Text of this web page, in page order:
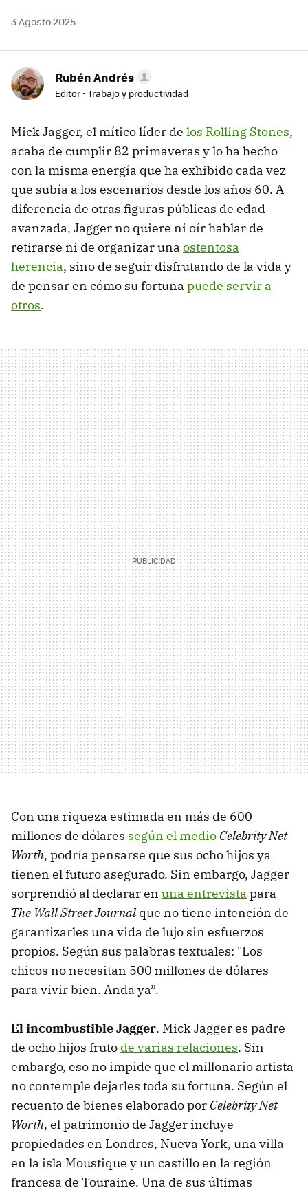
3 Agosto 2025
Rubén Andrés
Editor - Trabajo y productividad
Mick Jagger, el mítico líder de los Rolling Stones,
acaba de cumplir 82 primaveras y lo ha hecho
con la misma energía que ha exhibido cada vez
que subía a los escenarios desde los años 60. A
diferencia de otras figuras públicas de edad
avanzada, Jagger no quiere ni oír hablar de
retirarse ni de organizar una ostentosa
herencia, sino de seguir disfrutando de la vida y
de pensar en cómo su fortuna puede servir a
otros.
Con una riqueza estimada en más de 600
millones de dólares según el medio Celebrity Net
Worth, podría pensarse que sus ocho hijos ya
tienen el futuro asegurado. Sin embargo, Jagger
sorprendió al declarar en una entrevista para
The Wall Street Journalque no tiene intención de
garantizarles una vida de lujo sin esfuerzos
propios. Según sus palabras textuales: "Los
chicos no necesitan 500 millones de dólares
para vivir bien. Anda ya”.
El incombustible Jagger. Mick Jagger es padre
de ocho hijos fruto de varias relaciones. Sin
embargo, eso no impide que el millonario artista
no contemple dejarles toda su fortuna. Según el
recuento de bienes elaborado por Celebrity Net
Worth, el patrimonio de Jagger incluye
propiedades en Londres, Nueva York, una villa
en la isla Moustique y un castillo en la región
francesa de Touraine. Una de sus últimas